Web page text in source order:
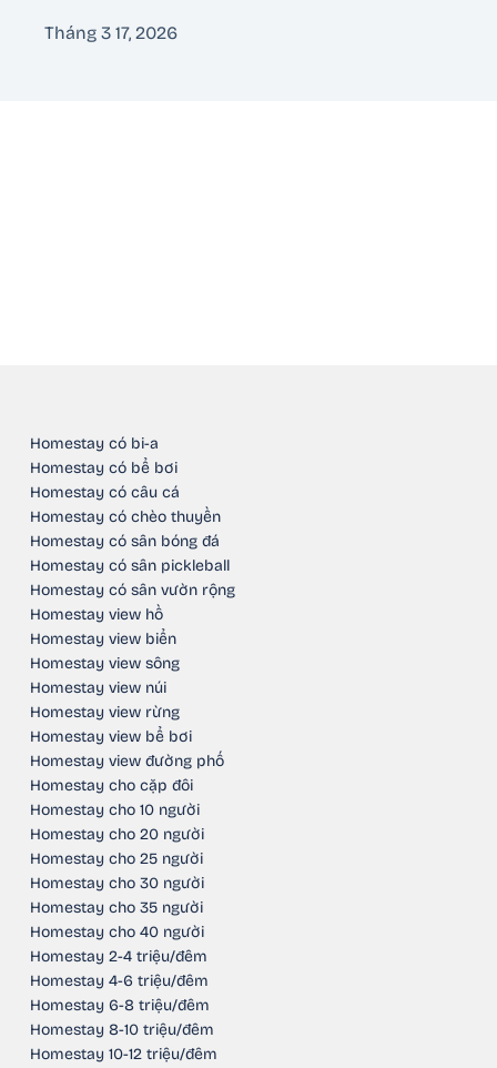
Tháng 3 17, 2026
Homestay có bi-a
Homestay có bể bơi
Homestay có câu cá
Homestay có chèo thuyền
Homestay có sân bóng đá
Homestay có sân pickleball
Homestay có sân vườn rộng
Homestay view hồ
Homestay view biển
Homestay view sông
Homestay view núi
Homestay view rừng
Homestay view bể bơi
Homestay view đường phố
Homestay cho cặp đôi
Homestay cho 10 người
Homestay cho 20 người
Homestay cho 25 người
Homestay cho 30 người
Homestay cho 35 người
Homestay cho 40 người
Homestay 2-4 triệu/đêm
Homestay 4-6 triệu/đêm
Homestay 6-8 triệu/đêm
Homestay 8-10 triệu/đêm
Homestay 10-12 triệu/đêm